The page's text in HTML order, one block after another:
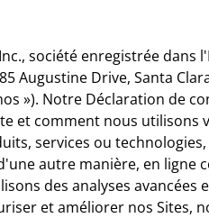
société enregistrée dans
Augustine Drive, Santa
»). Notre Déclaration de
et comment nous utilisons
services ou
autre manière, en ligne
des analyses avancées
et améliorer nos Sites,